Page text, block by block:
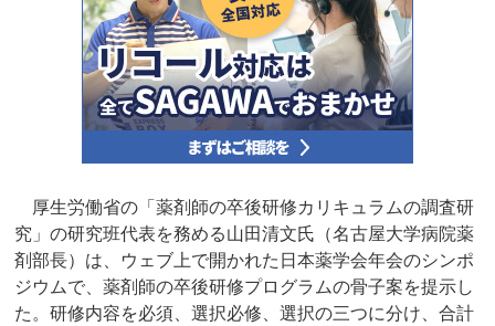
厚生労働省の「薬剤師の卒後研修カリキュラムの調査研
究」の研究班代表を務める山田清文氏（名古屋大学病院薬
剤部長）は、ウェブ上で開かれた日本薬学会年会のシンポ
ジウムで、薬剤師の卒後研修プログラムの骨子案を提示し
た。研修内容を必須、選択必修、選択の三つに分け、合計